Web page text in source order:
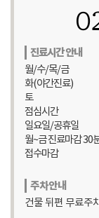
진료시간 안내
월/수/목/금
화(야간진료)
토
점심시간
일요일/공휴일
월~금 진료마감 30
접수마감
주차안내
건물 뒤편 무료주